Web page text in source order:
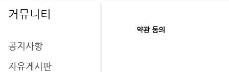
커뮤니티
공지사항
자유게시판
약관 동의